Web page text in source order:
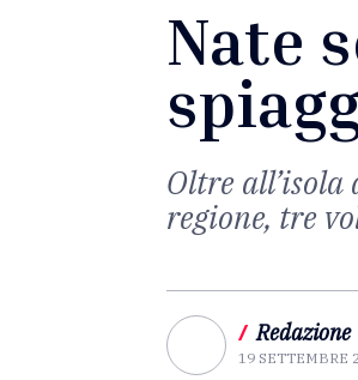
Nate
Oltre
regione, tre
/ Redazione
19 SETTEMBRE